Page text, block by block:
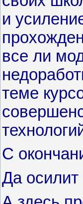
и
все ли
теме
С
Да